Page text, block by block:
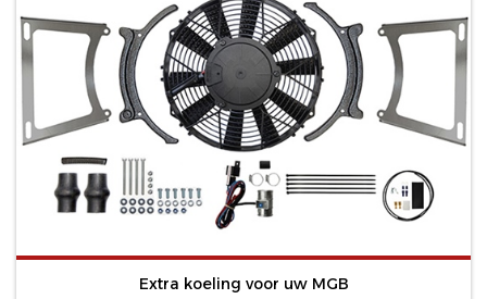
Extra koeling voor uw MGB